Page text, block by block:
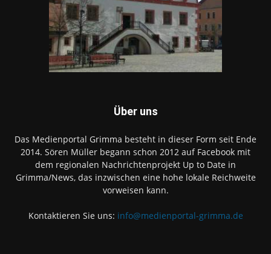
Über uns
Das Medienportal Grimma besteht in dieser Form seit Ende
2014. Sören Müller begann schon 2012 auf Facebook mit
dem regionalen Nachrichtenprojekt Up to Date in
Grimma/News, das inzwischen eine hohe lokale Reichweite
vorweisen kann.
Kontaktieren Sie uns: info@medienportal-grimma.de